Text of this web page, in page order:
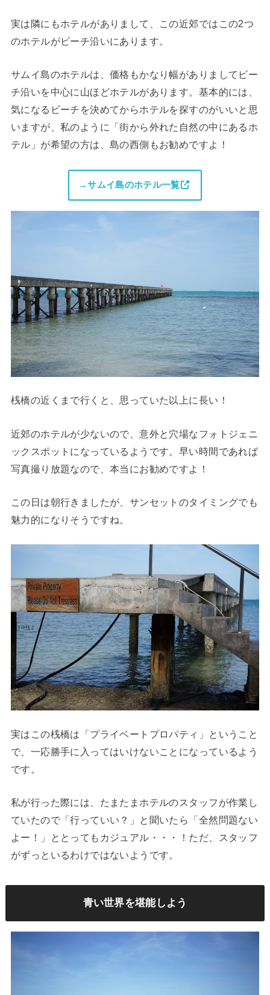
実は隣にもホテルがありまして、この近郊ではこの2つ
のホテルがビーチ沿いにあります。
サムイ島のホテルは、価格もかなり幅がありましてビー
チ沿いを中心に山ほどホテルがあります。基本的には、
気になるビーチを決めてからホテルを探すのがいいと思
いますが、私のように「街から外れた自然の中にあるホ
テル」が希望の方は、島の西側もお勧めですよ！
→サムイ島のホテル一覧
桟橋の近くまで行くと、思っていた以上に長い！
近郊のホテルが少ないので、意外と穴場なフォトジェニ
ックスポットになっているようです。早い時間であれば
写真撮り放題なので、本当にお勧めですよ！
この日は朝行きましたが、サンセットのタイミングでも
魅力的になりそうですね。
実はこの桟橋は「プライベートプロパティ」ということ
で、一応勝手に入ってはいけないことになっているよう
です。
私が行った際には、たまたまホテルのスタッフが作業し
ていたので「行っていい？」と聞いたら「全然問題ない
よー！」ととってもカジュアル・・・！ただ、スタッフ
がずっといるわけではないようです。
青い世界を堪能しよう